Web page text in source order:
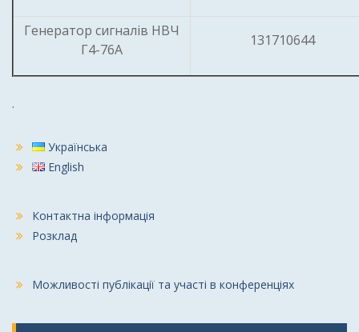
Генератор сигналів НВЧ
Г4-76А
131710644
.
Українська
English
Контактна інформація
Розклад
Можливості публікації та участі в конференціях